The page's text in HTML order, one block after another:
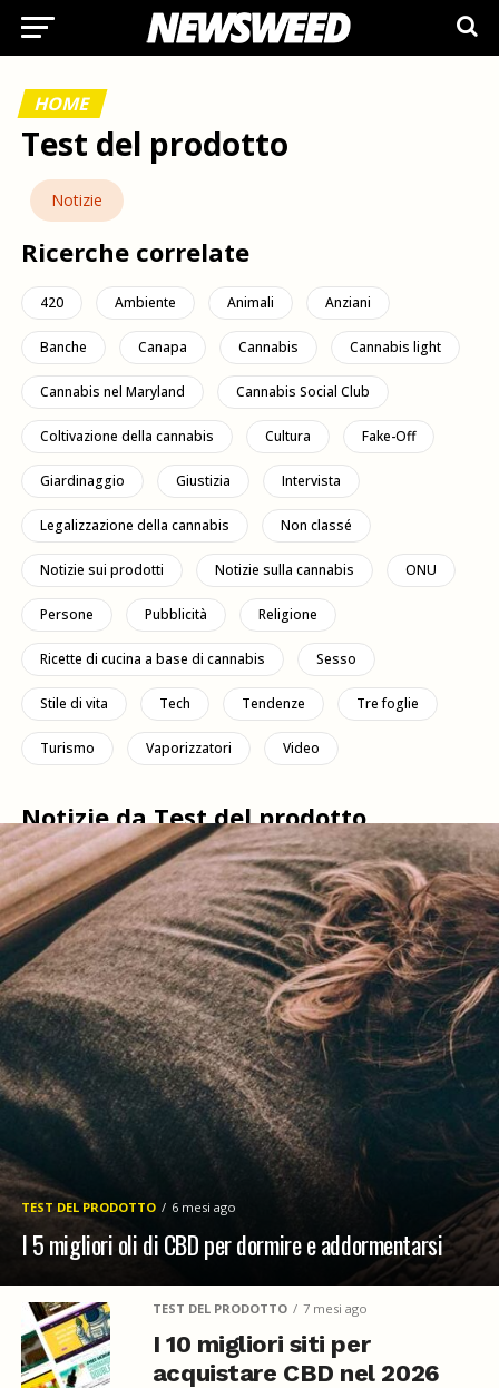
HOME
Test del prodotto
Notizie
Ricerche correlate
420 Ambiente Animali Anziani
Banche Canapa Cannabis Cannabis light
Cannabis nel Maryland Cannabis Social Club
Coltivazione della cannabis Cultura Fake-Off
Giardinaggio Giustizia Intervista
Legalizzazione della cannabis Non classé
Notizie sui prodotti Notizie sulla cannabis ONU
Persone Pubblicità Religione
Ricette di cucina a base di cannabis Sesso
Stile di vita Tech Tendenze Tre foglie
Turismo Vaporizzatori Video
Notizie da Test del prodotto
TEST DEL PRODOTTO 6 mesi ago
I 5 migliori oli di CBD per dormire e addormentarsi
TEST DEL PRODOTTO 7 mesi ago
I 10 migliori siti per
acquistare CBD nel 2026